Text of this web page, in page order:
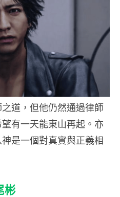
道，但他仍然通過律師
有一天能東山再起。亦
是一個對真實與正義相
彬